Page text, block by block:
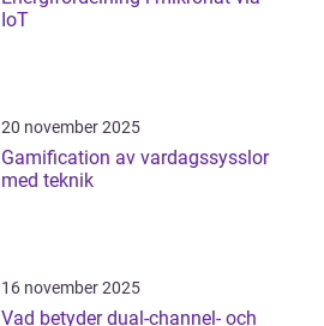
IoT
20 november 2025
Gamification av vardagssysslor
med teknik
16 november 2025
Vad betyder dual-channel- och